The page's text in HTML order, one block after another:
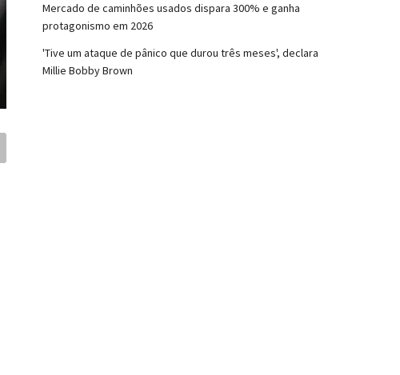
Mercado de caminhões usados dispara 300% e ganha
protagonismo em 2026
'Tive um ataque de pânico que durou três meses', declara
Millie Bobby Brown